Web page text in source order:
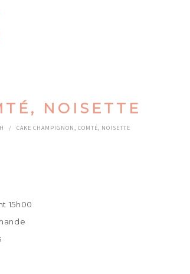
NOISETTE
/ CAKE CHAMPIGNON, COMTÉ, NOISETTE
15h00